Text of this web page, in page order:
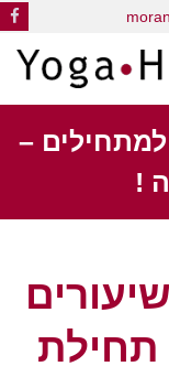
שיעורים למתחילים –
!
קורס יסודות – 4 שיעורים
תחילת